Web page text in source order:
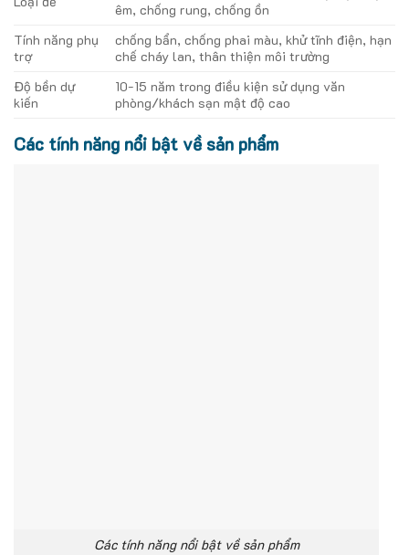
êm, chống rung, chống ồn
Tính năng phụ
trợ
chống bẩn, chống phai màu, khử tĩnh điện, hạn
chế cháy lan, thân thiện môi trường
Độ bền dự
kiến
10-15 năm trong điều kiện sử dụng văn
phòng/khách sạn mật độ cao
Các tính năng nổi bật về sản phẩm
Các tính năng nổi bật về sản phẩm